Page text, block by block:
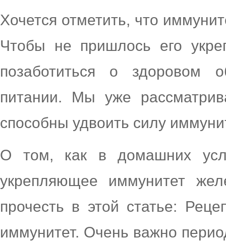
Хочется отметить, что
Чтобы не пришлось его
позаботиться о здоровом
питании. Мы уже
способны удвоить силу
О том, как в домашних
укрепляющее иммунитет
прочесть в этой статье:
иммунитет. Очень важно